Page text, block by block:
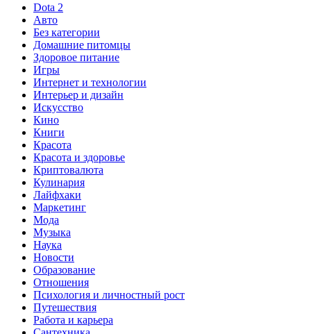
Dota 2
Авто
Без категории
Домашние питомцы
Здоровое питание
Игры
Интернет и технологии
Интерьер и дизайн
Искусство
Кино
Книги
Красота
Красота и здоровье
Криптовалюта
Кулинария
Лайфхаки
Маркетинг
Мода
Музыка
Наука
Новости
Образование
Отношения
Психология и личностный рост
Путешествия
Работа и карьера